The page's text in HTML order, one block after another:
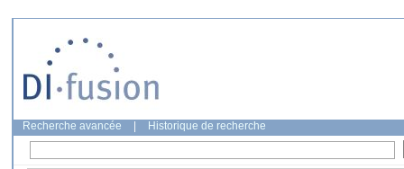
Recherche avancée Historique de recherche